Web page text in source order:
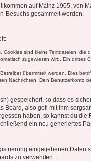
auf Mainz 1905, von
Besuchs gesammelt werden.
sind kleine Textdateien,
zugewiesen wird. Ein
übermittelt werden. Dies
Nachrichten. Dein Benutzerkonto
gespeichert, so dass es
Board, also geh mit ihm
haben, so kannst du
ein neu generiertes
eingegebenen
zu verwenden.